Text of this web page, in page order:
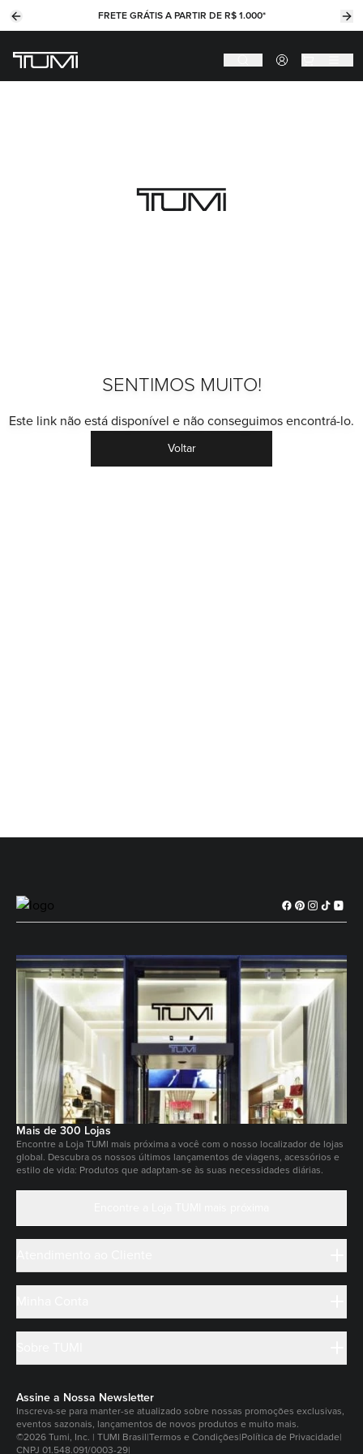
Previous slide FRETE GRÁTIS A PARTIR DE R$ 1.000*
SENTIMOS MUITO!
Este link não está disponível e não conseguimos encontrá-lo.
Voltar
Mais de 300 Lojas
Encontre a Loja TUMI mais próxima a você com o nosso localizador de lojas
global. Descubra os nossos últimos lançamentos de viagens, acessórios e
estilo de vida: Produtos que adaptam-se às suas necessidades diárias.
Assine a Nossa Newsletter
Inscreva-se para manter-se atualizado sobre nossas promoções exclusivas,
eventos sazonais, lançamentos de novos produtos e muito mais.
©2026 Tumi, Inc. | TUMI Brasil|Termos e Condições|Política de Privacidade|
CNPJ 01.548.091/0003-29|